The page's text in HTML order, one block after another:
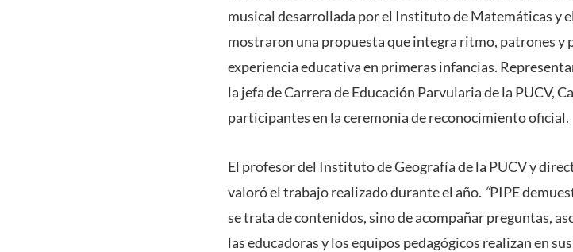
musical desarrollada por el Instituto de Matemáticas y
mostraron una propuesta que integra ritmo, patrones y
experiencia educativa en primeras infancias.
la jefa de Carrera de Educación Parvularia de la PUCV,
participantes en la ceremonia de reconocimiento oficial.
El profesor del Instituto de Geografía de la PUCV y
valoró el trabajo realizado durante el año. “PIPE
se trata de contenidos, sino de acompañar preguntas,
las educadoras y los equipos pedagógicos realizan en